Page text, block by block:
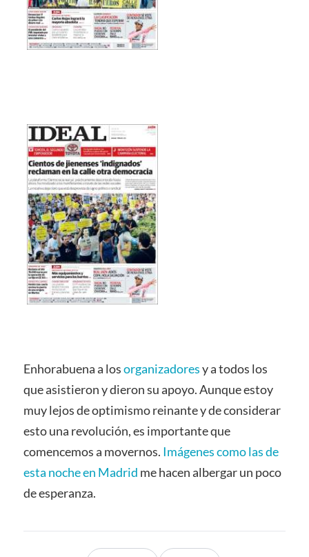
Enhorabuena a losorganizadoresy a todos los
que asistieron y dieron su apoyo. Aunque estoy
muy lejos de optimismo reinante y de considerar
esto una revolución, es importante que
comencemos a movernos. Imágenes como las de
esta noche en Madrid me hacen albergar un poco
de esperanza.